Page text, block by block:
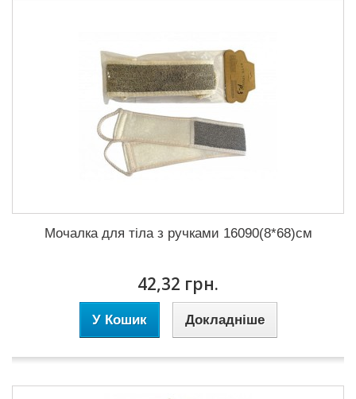
Мочалка для тіла з ручками 16090(8*68)см
42,32 грн.
У Кошик Докладніше